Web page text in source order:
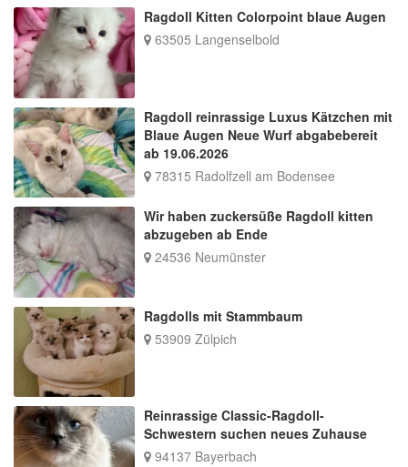
Ragdoll Kitten Colorpoint blaue Augen
63505 Langenselbold
Ragdoll reinrassige Luxus Kätzchen mit
Blaue Augen Neue Wurf abgabebereit
ab 19.06.2026
78315 Radolfzell am Bodensee
Wir haben zuckersüße Ragdoll kitten
abzugeben ab Ende
24536 Neumünster
Ragdolls mit Stammbaum
53909 Zülpich
Reinrassige Classic-Ragdoll-
Schwestern suchen neues Zuhause
94137 Bayerbach